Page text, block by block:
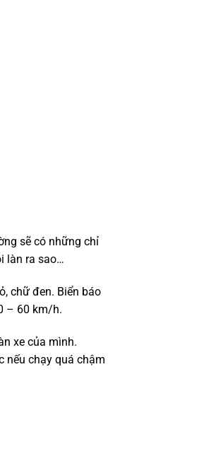
sẽ có những chỉ
làn ra sao…
chữ đen. Biển báo
– 60 km/h.
xe của mình.
nếu chạy quá chậm